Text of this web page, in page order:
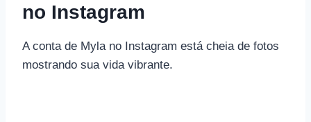
no Instagram
A conta de Myla no Instagram está cheia de fotos
mostrando sua vida vibrante.